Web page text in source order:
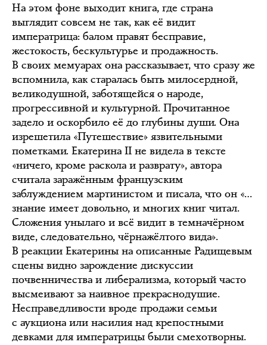
На этом фоне выходит книга, где страна
выглядит совсем не так, как её видит
императрица: балом правят бесправие,
жестокость, бескультурье и продажность.
В своих мемуарах она рассказывает, что сразу же
вспомнила, как старалась быть милосердной,
великодушной, заботящейся о народе,
прогрессивной и культурной. Прочитанное
задело и оскорбило её до глубины души. Она
изрешетила «Путешествие» язвительными
пометками. Екатерина II не видела в тексте
«ничего, кроме раскола и разврату», автора
считала заражённым французским
заблуждением мартинистом и писала, что он «…
знание имеет довольно, и многих книг читал.
Сложения унылаго и всё видит в темначёрном
виде, следовательно, чёрнажёлтого вида».
В реакции Екатерины на описанные Радищевым
сцены видно зарождение дискуссии
почвенничества и либерализма, который часто
высмеивают за наивное прекраснодушие.
Несправедливости вроде продажи семьи
с аукциона или насилия над крепостными
девками для императрицы были смехотворны.